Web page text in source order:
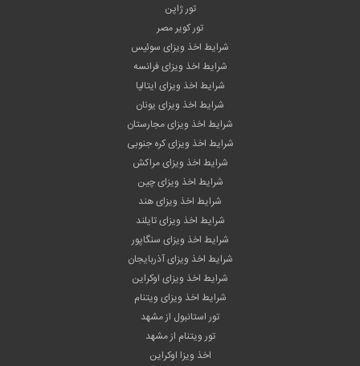
تور ژاپن
تور کویر مصر
شرایط اخذ ویزای سوئیس
شرایط اخذ ویزای فرانسه
شرایط اخذ ویزای ایتالیا
شرایط اخذ ویزای یونان
شرایط اخذ ویزای مجارستان
شرایط اخذ ویزای کره جنوبی
شرایط اخذ ویزای مراکش
شرایط اخذ ویزای چین
شرایط اخذ ویزای هند
شرایط اخذ ویزای تایلند
شرایط اخذ ویزای سنگاپور
شرایط اخذ ویزای آذربایجان
شرایط اخذ ویزای اوکراین
شرایط اخذ ویزای ویتنام
تور استانبول از مشهد
تور ویتنام از مشهد
اخذ ویزا اوکراین